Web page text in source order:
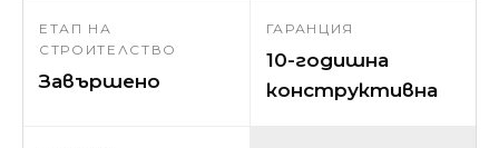
ЕТАП НА
СТРОИТЕЛСТВО
Завършено
ГАРАНЦИЯ
10-годишна
конструктивна